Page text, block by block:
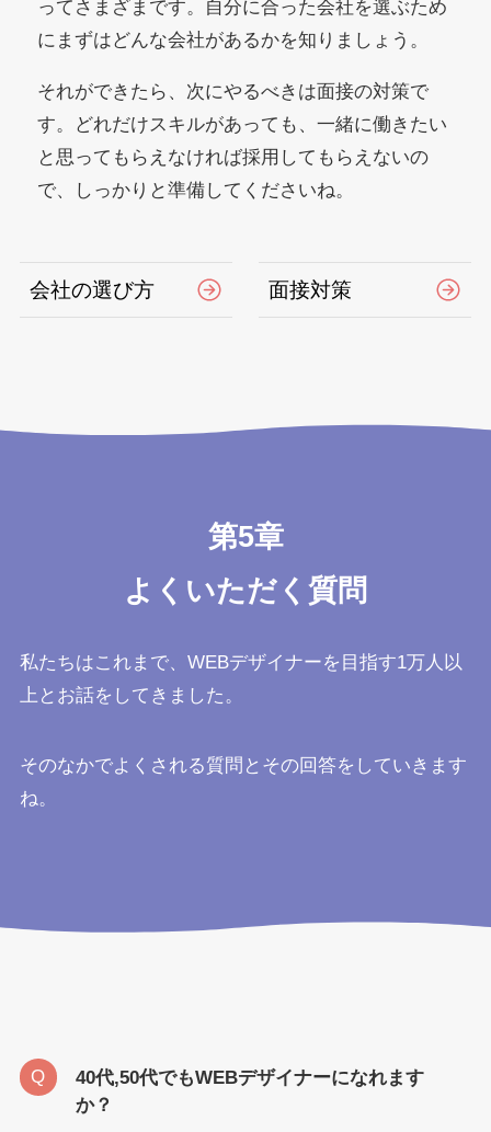
ってさまざまです。自分に合った会社を選ぶため
にまずはどんな会社があるかを知りましょう。
それができたら、次にやるべきは面接の対策で
す。どれだけスキルがあっても、一緒に働きたい
と思ってもらえなければ採用してもらえないの
で、しっかりと準備してくださいね。
会社の選び方 面接対策
第5章
よくいただく質問
私たちはこれまで、WEBデザイナーを目指す1万人以
上とお話をしてきました。
そのなかでよくされる質問とその回答をしていきます
ね。
40代,50代でもWEBデザイナーになれます
か？